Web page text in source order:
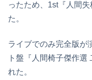
ったため、1st『人間
た。
ライブでのみ完全版が
ト盤『人間椅子傑作選
れた。